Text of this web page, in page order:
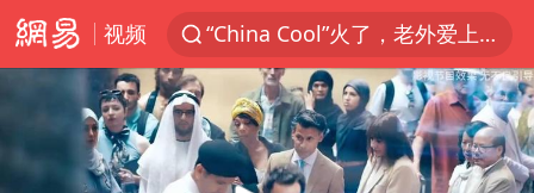
视频
“China Cool”火了，老外爱上中国避暑游
台风白海豚闭眼浙江上海处于危险半圆
香港宏福苑火灾或由烟头引起
四川宜宾市珙县发生3.4级地震